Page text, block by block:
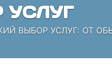
ТЕХНОЛОГИИ
СВОЁ ДЕЛО!